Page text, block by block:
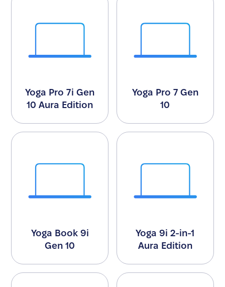
Yoga Pro 7i Gen
10 Aura Edition
Yoga Pro 7 Gen
10
Yoga Book 9i
Gen 10
Yoga 9i 2-in-1
Aura Edition